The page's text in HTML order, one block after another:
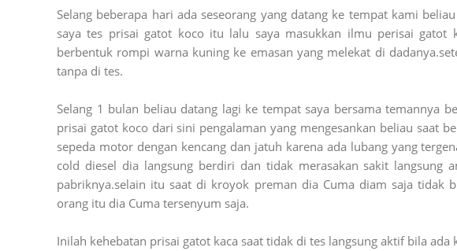
Selang beberapa hari ada seseorang yang datang ke tempat kami
saya tes prisai gatot koco itu lalu saya masukkan ilmu perisai
berbentuk rompi warna kuning ke emasan yang melekat di
tanpa di tes.
Selang 1 bulan beliau datang lagi ke tempat saya bersama temannya
prisai gatot koco dari sini pengalaman yang mengesankan beliau saat
sepeda motor dengan kencang dan jatuh karena ada lubang yang
cold diesel dia langsung berdiri dan tidak merasakan sakit langsung
pabriknya.selain itu saat di kroyok preman dia Cuma diam saja tidak
orang itu dia Cuma tersenyum saja.
Inilah kehebatan prisai gatot kaca saat tidak di tes langsung aktif bila